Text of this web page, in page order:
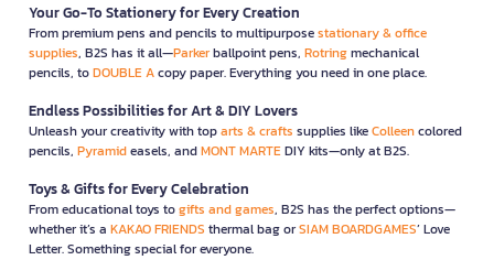
Your Go-To Stationery for Every Creation
From premium pens and pencils to multipurposestationary & office
supplies, B2S has it all—Parkerballpoint pens, Rotringmechanical
pencils, toDOUBLE Acopy paper. Everything you need in one place.
Endless Possibilities for Art & DIY Lovers
Unleash your creativity with toparts & crafts supplies likeColleencolored
pencils, Pyramideasels, andMONT MARTEDIY kits—only at B2S.
Toys & Gifts for Every Celebration
From educational toys togifts and games, B2S has the perfect options—
whether it’s a KAKAO FRIENDS thermal bag orSIAM BOARDGAMES’ Love
Letter. Something special for everyone.